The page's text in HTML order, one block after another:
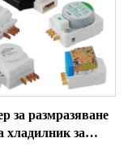
за размразяване
хладилник за